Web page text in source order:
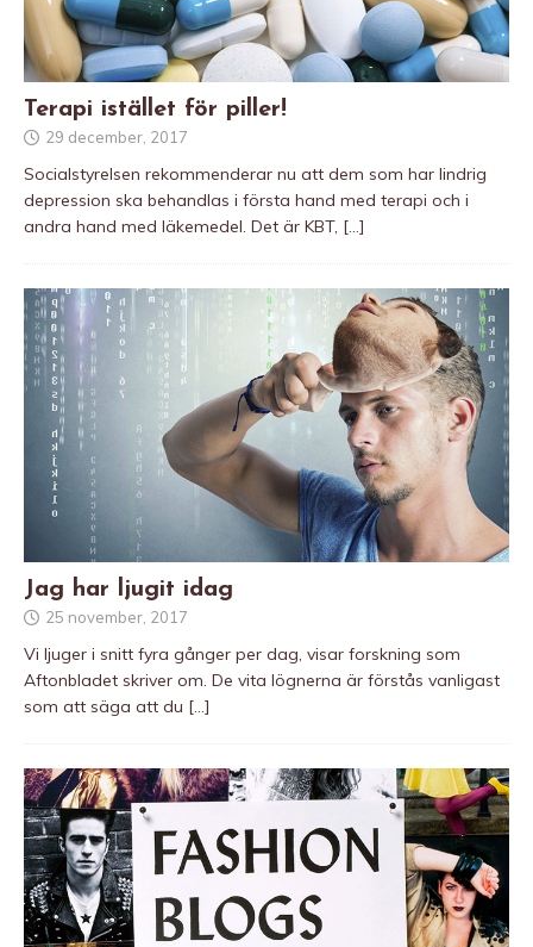
Terapi istället för piller!
29 december, 2017
Socialstyrelsen rekommenderar nu att dem som har lindrig
depression ska behandlas i första hand med terapi och i
andra hand med läkemedel. Det är KBT, […]
Jag har ljugit idag
25 november, 2017
Vi ljuger i snitt fyra gånger per dag, visar forskning som
Aftonbladet skriver om. De vita lögnerna är förstås vanligast
som att säga att du […]